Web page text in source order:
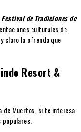
Festival de Tradiciones de
culturales de
claro la ofrenda que
Resort &
de Muertos, si te interesa